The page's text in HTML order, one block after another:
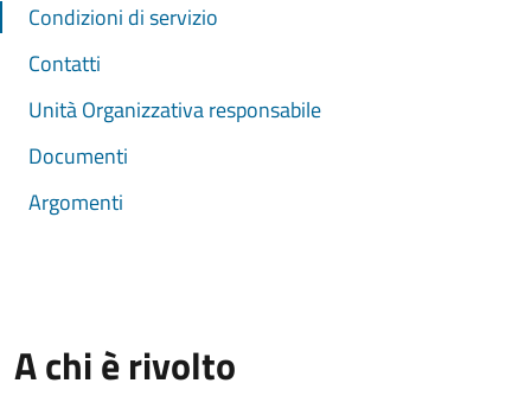
Condizioni di servizio
Contatti
Unità Organizzativa responsabile
Documenti
Argomenti
A chi è rivolto